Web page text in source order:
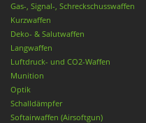
Gas-, Signal-, Schreckschusswaffen
Kurzwaffen
Deko- & Salutwaffen
Langwaffen
Luftdruck- und CO2-Waffen
Munition
Optik
Schalldämpfer
Softairwaffen (Airsoftgun)